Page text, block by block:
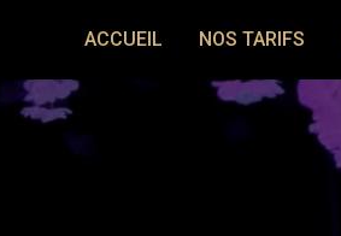
ACCUEIL NOS TARIFS